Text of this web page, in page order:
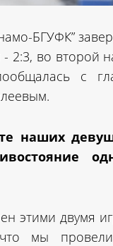
БГУФК”
- 2:3, во второй
с
наших
этими двумя
мы